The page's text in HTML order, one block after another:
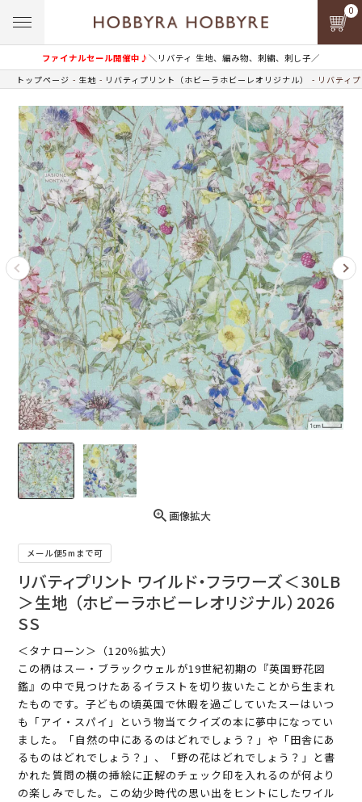
ファイナルセール開催中♪＼リバティ 生地、編み物、刺繍、刺し子／
0
トップページ 生地 リバティプリント（ホビーラホビーレオリジナル） リバティ
画像拡大
メール便5mまで可
リバティプリント ワイルド・フラワーズ＜30LB
＞生地 （ホビーラホビーレオリジナル）2026
SS
＜タナローン＞（120％拡大）
この柄はスー・ブラックウェルが19世紀初期の『英国野花図
鑑』の中で見つけたあるイラストを切り抜いたことから生まれ
たものです。子どもの頃英国で休暇を過ごしていたスーはいつ
も「アイ・スパイ」という物当てクイズの本に夢中になってい
ました。「自然の中にあるのはどれでしょう？」や「田舎にあ
るものはどれでしょう？」、「野の花はどれでしょう？」と書
かれた質問の横の挿絵に正解のチェック印を入れるのが何より
の楽しみでした。この幼少時代の思い出をヒントにしたワイル